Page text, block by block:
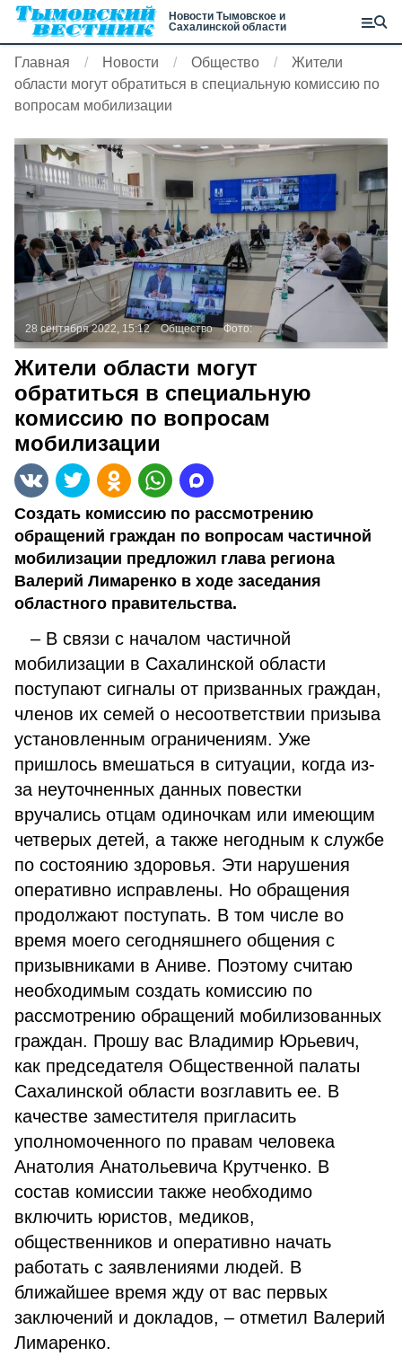
Новости Тымовское и
Сахалинской области
Главная Новости Общество
Жители
области могут обратиться в специальную комиссию по
вопросам мобилизации
28 сентября 2022, 15:12 Общество Фото:
Жители области могут
обратиться в специальную
комиссию по вопросам
мобилизации
Создать комиссию по рассмотрению
обращений граждан по вопросам частичной
мобилизации предложил глава региона
Валерий Лимаренко в ходе заседания
областного правительства.
– В связи с началом частичной
мобилизации в Сахалинской области
поступают сигналы от призванных граждан,
членов их семей о несоответствии призыва
установленным ограничениям. Уже
пришлось вмешаться в ситуации, когда из-
за неуточненных данных повестки
вручались отцам одиночкам или имеющим
четверых детей, а также негодным к службе
по состоянию здоровья. Эти нарушения
оперативно исправлены. Но обращения
продолжают поступать. В том числе во
время моего сегодняшнего общения с
призывниками в Аниве. Поэтому считаю
необходимым создать комиссию по
рассмотрению обращений мобилизованных
граждан. Прошу вас Владимир Юрьевич,
как председателя Общественной палаты
Сахалинской области возглавить ее. В
качестве заместителя пригласить
уполномоченного по правам человека
Анатолия Анатольевича Крутченко. В
состав комиссии также необходимо
включить юристов, медиков,
общественников и оперативно начать
работать с заявлениями людей. В
ближайшее время жду от вас первых
заключений и докладов, – отметил Валерий
Лимаренко.